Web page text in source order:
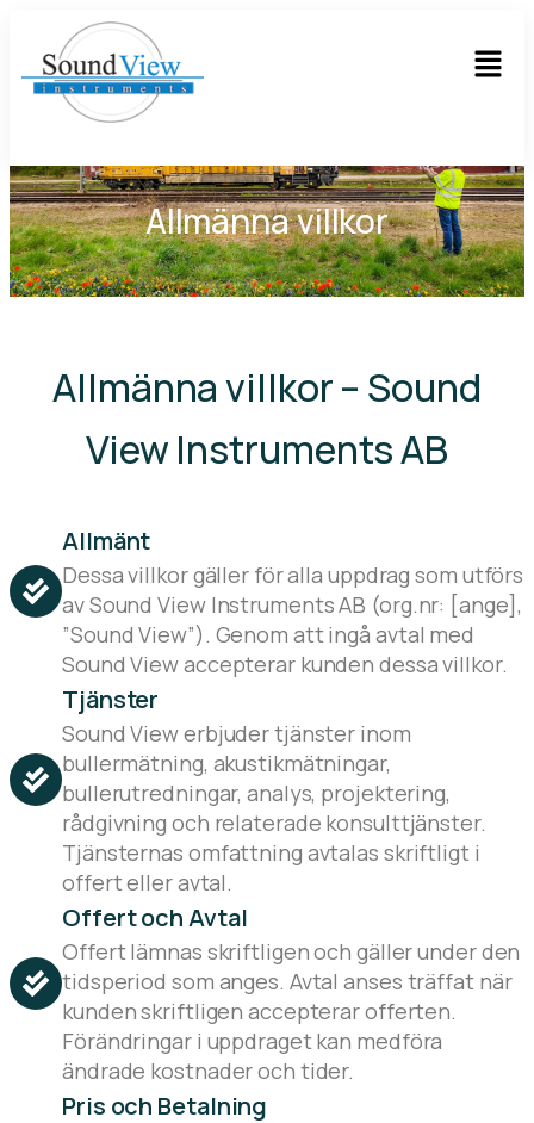
Allmänna villkor
Allmänna villkor – Sound
View Instruments AB
Allmänt
Dessa villkor gäller för alla uppdrag som utförs
av Sound View Instruments AB (org.nr: [ange],
”Sound View”). Genom att ingå avtal med
Sound View accepterar kunden dessa villkor.
Tjänster
Sound View erbjuder tjänster inom
bullermätning, akustikmätningar,
bullerutredningar, analys, projektering,
rådgivning och relaterade konsulttjänster.
Tjänsternas omfattning avtalas skriftligt i
offert eller avtal.
Offert och Avtal
Offert lämnas skriftligen och gäller under den
tidsperiod som anges. Avtal anses träffat när
kunden skriftligen accepterar offerten.
Förändringar i uppdraget kan medföra
ändrade kostnader och tider.
Pris och Betalning